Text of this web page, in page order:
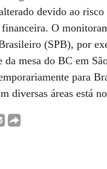
devido ao risco
O
(SPB), por
da mesa do BC em
para
diversas áreas está